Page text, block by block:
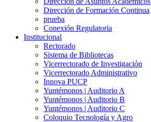
Dirección de Formación Continua
prueba
Conexión Regulatoria
Institucional
Rectorado
Sistema de Bibliotecas
Vicerrectorado de Investigación
Vicerrectorado Administrativo
Innova PUCP
Yuntémonos | Auditorio A
Yuntémonos | Auditorio B
Yuntémonos | Auditorio C
Coloquio Tecnología y Agro